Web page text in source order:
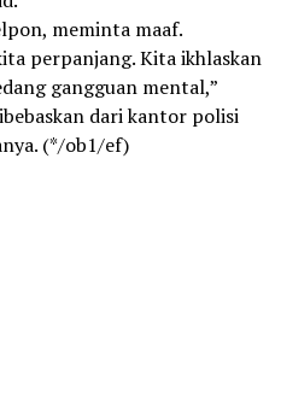
meminta maaf.
perpanjang. Kita ikhlaskan
gangguan mental,”
dari kantor polisi
(*/ob1/ef)